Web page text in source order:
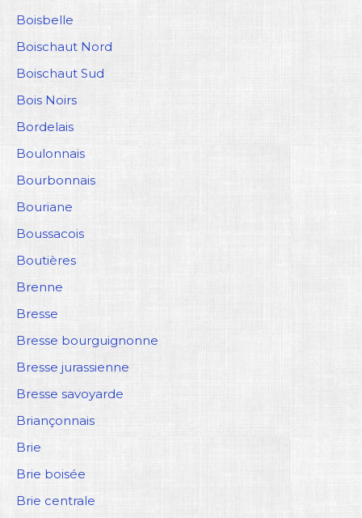
Boisbelle
Boischaut Nord
Boischaut Sud
Bois Noirs
Bordelais
Boulonnais
Bourbonnais
Bouriane
Boussacois
Boutières
Brenne
Bresse
Bresse bourguignonne
Bresse jurassienne
Bresse savoyarde
Briançonnais
Brie
Brie boisée
Brie centrale